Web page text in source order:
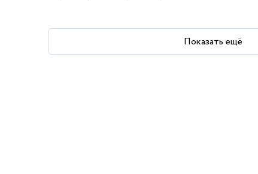
Показать ещё